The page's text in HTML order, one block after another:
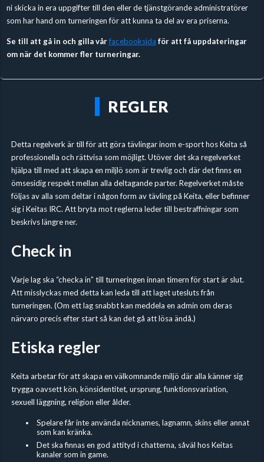
ni skicka in era uppgifter till den eller de tjänstgörande administratörer
som har hand om turneringen för att kunna ta del av era priserna.
Se till att gå in och gilla vårfacebooksida för att få uppdateringar
om när det kommer fler turneringar.
REGLER
Detta regelverk är till för att göra tävlingar inom e-sport hos Keita så
professionella och rättvisa som möjligt. Utöver det ska regelverket
hjälpa till med att skapa en miljlö som är trevlig och där det finns en
ömsesidig respekt mellan alla deltagande parter. Regelverket måste
följas av alla som deltar i någon form av tävling på Keita, eller befinner
sig i Keitas IRC. Att bryta mot reglerna leder till bestraffningar som
beskrivs längre ner.
Check in
Varje lag ska “checka in” till turneringen innan timern för start är slut.
Att misslyckas med detta kan leda till att laget utesluts från
turneringen. (Om ett lag snabbt kan meddela en admin om deras
närvaro precis efter start så kan det gå att lösa ändå.)
Etiska regler
Keita arbetar för att skapa en välkomnande miljö där alla känner sig
trygga oavsett kön, könsidentitet, ursprung, funktionsvariation,
sexuell läggning, religion eller ålder.
Spelare får inte använda nicknames, lagnamn, skins eller annat
som kan kränka.
Det ska finnas en god attityd i chatterna, såväl hos Keitas
kanaler som in game.